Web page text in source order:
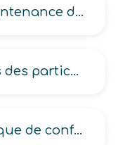
Mécanicien de maintenance de matériel ferroviaire
Commercial auprès des particuliers
Vérificateur technique de conformité